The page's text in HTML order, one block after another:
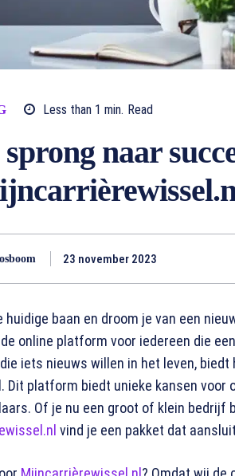
Less than 1 min. Read
naar
23 november 2023
huidige baan en droom je van een
online platform voor iedereen die
iets nieuws willen in het leven,
Dit platform biedt unieke kansen voor
Of je nu een groot of klein bedrijf
vind je een pakket dat